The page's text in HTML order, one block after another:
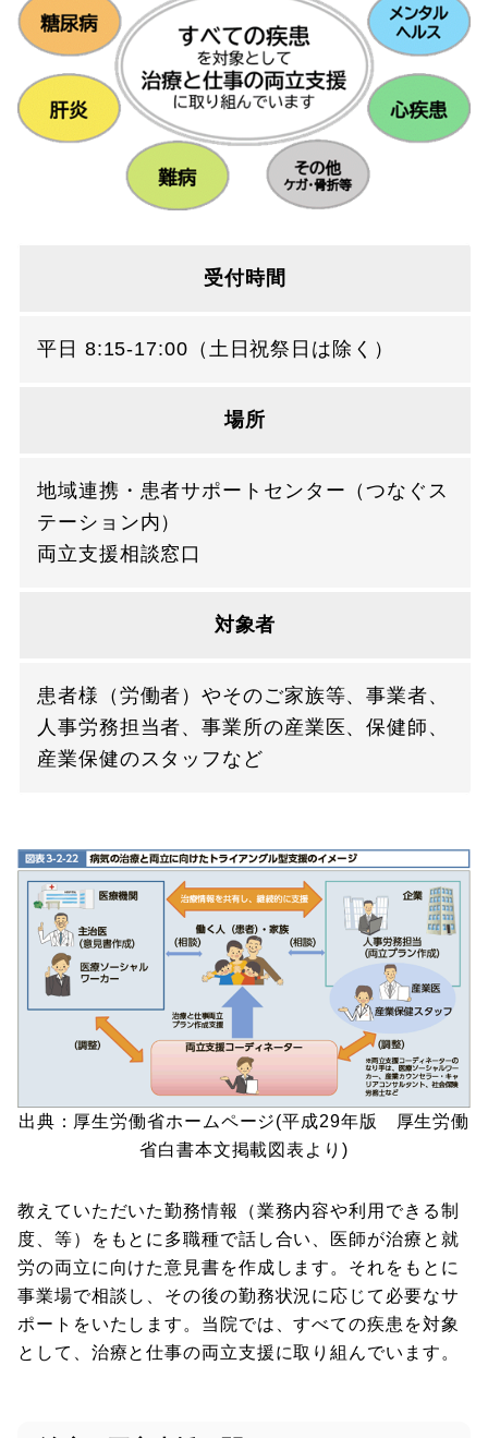
受付時間
平日 8:15-17:00（土日祝祭日は除く）
場所
地域連携・患者サポートセンター（つなぐス
テーション内）
両立支援相談窓口
対象者
患者様（労働者）やそのご家族等、事業者、
人事労務担当者、事業所の産業医、保健師、
産業保健のスタッフなど
出典：厚生労働省ホームページ(平成29年版 厚生労働
省白書本文掲載図表より)
教えていただいた勤務情報（業務内容や利用できる制
度、等）をもとに多職種で話し合い、医師が治療と就
労の両立に向けた意見書を作成します。それをもとに
事業場で相談し、その後の勤務状況に応じて必要なサ
ポートをいたします。当院では、すべての疾患を対象
として、治療と仕事の両立支援に取り組んでいます。